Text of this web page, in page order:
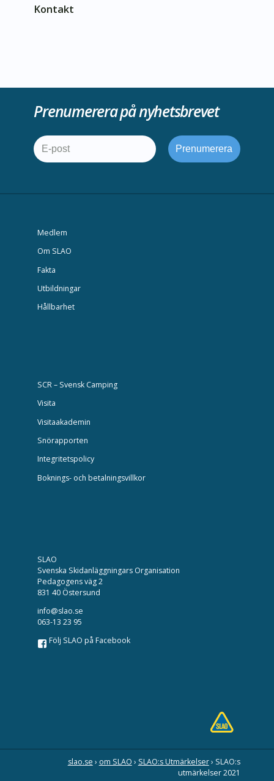
Kontakt
Prenumerera på nyhetsbrevet
Medlem
Om SLAO
Fakta
Utbildningar
Hållbarhet
SCR – Svensk Camping
Visita
Visitaakademin
Snörapporten
Integritetspolicy
Boknings- och betalningsvillkor
SLAO
Svenska Skidanläggningars Organisation
Pedagogens väg 2
831 40 Östersund
info@slao.se
063-13 23 95
Följ SLAO på Facebook
slao.se › om SLAO › SLAO:s Utmärkelser› SLAO:s
utmärkelser 2021